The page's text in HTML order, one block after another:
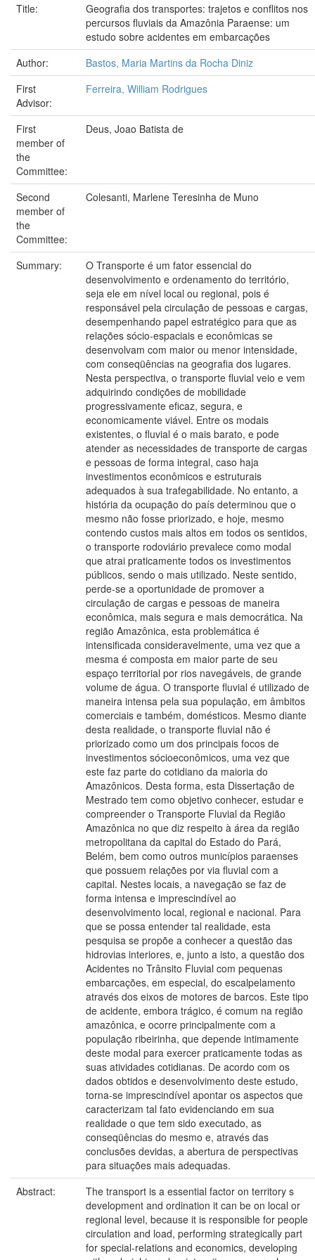
Title:
Geografia dos transportes: trajetos e conflitos nos
percursos fluviais da Amazônia Paraense: um
estudo sobre acidentes em embarcações
Author:
Bastos, Maria Martins da Rocha Diniz
First
Advisor:
Ferreira, William Rodrigues
First
member of
the
Committee:
Deus, Joao Batista de
Second
member of
the
Committee:
Colesanti, Marlene Teresinha de Muno
Summary:
O Transporte é um fator essencial do
desenvolvimento e ordenamento do território,
seja ele em nível local ou regional, pois é
responsável pela circulação de pessoas e cargas,
desempenhando papel estratégico para que as
relações sócio-espaciais e econômicas se
desenvolvam com maior ou menor intensidade,
com conseqüências na geografia dos lugares.
Nesta perspectiva, o transporte fluvial veio e vem
adquirindo condições de mobilidade
progressivamente eficaz, segura, e
economicamente viável. Entre os modais
existentes, o fluvial é o mais barato, e pode
atender as necessidades de transporte de cargas
e pessoas de forma integral, caso haja
investimentos econômicos e estruturais
adequados à sua trafegabilidade. No entanto, a
história da ocupação do país determinou que o
mesmo não fosse priorizado, e hoje, mesmo
contendo custos mais altos em todos os sentidos,
o transporte rodoviário prevalece como modal
que atrai praticamente todos os investimentos
públicos, sendo o mais utilizado. Neste sentido,
perde-se a oportunidade de promover a
circulação de cargas e pessoas de maneira
econômica, mais segura e mais democrática. Na
região Amazônica, esta problemática é
intensificada consideravelmente, uma vez que a
mesma é composta em maior parte de seu
espaço territorial por rios navegáveis, de grande
volume de água. O transporte fluvial é utilizado de
maneira intensa pela sua população, em âmbitos
comerciais e também, domésticos. Mesmo diante
desta realidade, o transporte fluvial não é
priorizado como um dos principais focos de
investimentos sócioeconômicos, uma vez que
este faz parte do cotidiano da maioria do
Amazônicos. Desta forma, esta Dissertação de
Mestrado tem como objetivo conhecer, estudar e
compreender o Transporte Fluvial da Região
Amazônica no que diz respeito à área da região
metropolitana da capital do Estado do Pará,
Belém, bem como outros municípios paraenses
que possuem relações por via fluvial com a
capital. Nestes locais, a navegação se faz de
forma intensa e imprescindível ao
desenvolvimento local, regional e nacional. Para
que se possa entender tal realidade, esta
pesquisa se propõe a conhecer a questão das
hidrovias interiores, e, junto a isto, a questão dos
Acidentes no Trânsito Fluvial com pequenas
embarcações, em especial, do escalpelamento
através dos eixos de motores de barcos. Este tipo
de acidente, embora trágico, é comum na região
amazônica, e ocorre principalmente com a
população ribeirinha, que depende intimamente
deste modal para exercer praticamente todas as
suas atividades cotidianas. De acordo com os
dados obtidos e desenvolvimento deste estudo,
torna-se imprescindível apontar os aspectos que
caracterizam tal fato evidenciando em sua
realidade o que tem sido executado, as
conseqüências do mesmo e, através das
conclusões devidas, a abertura de perspectivas
para situações mais adequadas.
Abstract:
The transport is a essential factor on territory s
development and ordination it can be on local or
regional level, because it is responsible for people
circulation and load, performing strategically part
for special-relations and economics, developing